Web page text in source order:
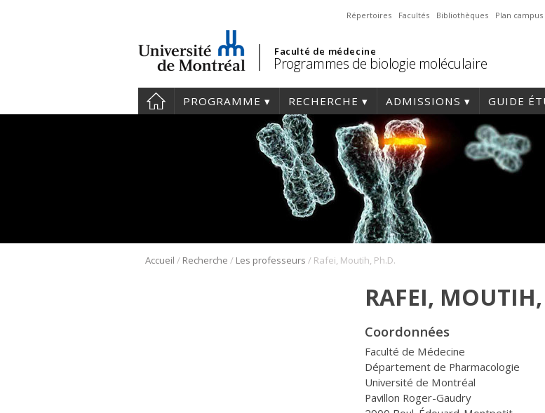
Répertoires Facultés Bibliothèques Plan campus
Faculté de médecine
Programmes de biologie moléculaire
PROGRAMME RECHERCHE ADMISSIONS GUIDE
Accueil / Recherche / Les professeurs / Rafei, Moutih, Ph.D.
RAFEI,
Coordonnées
Faculté de Médecine
Département de Pharmacologie
Université de Montréal
Pavillon Roger-Gaudry